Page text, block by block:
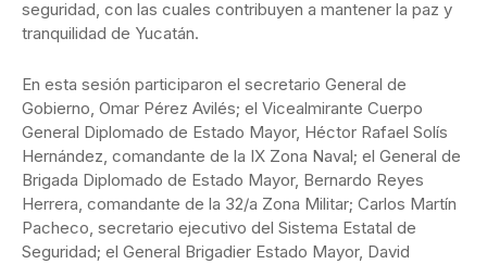
seguridad, con las cuales contribuyen a mantener la paz y
tranquilidad de Yucatán.
En esta sesión participaron el secretario General de
Gobierno, Omar Pérez Avilés; el Vicealmirante Cuerpo
General Diplomado de Estado Mayor, Héctor Rafael Solís
Hernández, comandante de la IX Zona Naval; el General de
Brigada Diplomado de Estado Mayor, Bernardo Reyes
Herrera, comandante de la 32/a Zona Militar; Carlos Martín
Pacheco, secretario ejecutivo del Sistema Estatal de
Seguridad; el General Brigadier Estado Mayor, David